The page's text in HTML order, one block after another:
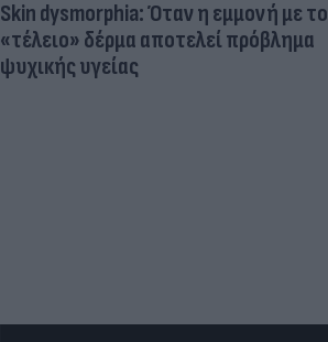
Skin dysmorphia: Όταν η εμμονή με το
«τέλειο» δέρμα αποτελεί πρόβλημα
ψυχικής υγείας